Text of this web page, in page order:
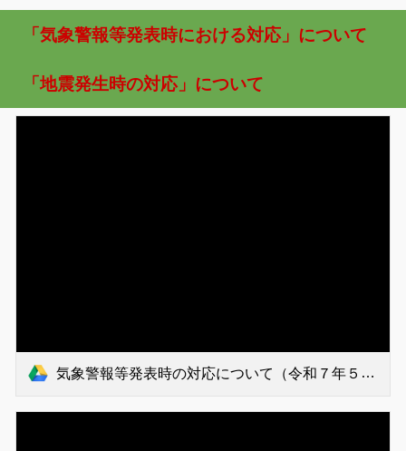
「気象警報等発表時における対応」について
「地震発生時の対応」について
気象警報等発表時の対応について（令和７年５月改訂）.pdf